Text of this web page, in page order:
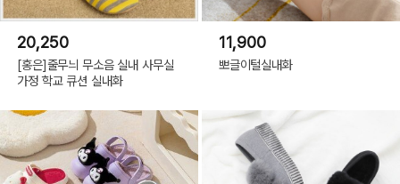
20,250
[홍은]줄무늬 무소음 실내 사무실
가정 학교 큐션 실내화
11,900
뽀글이털실내화